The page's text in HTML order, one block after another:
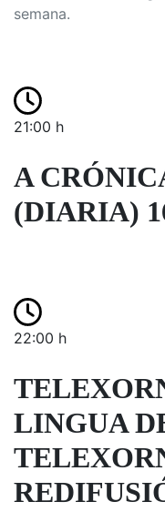
semana.
21:00 h
A
(DIARIA)
22:00 h
LINGUA